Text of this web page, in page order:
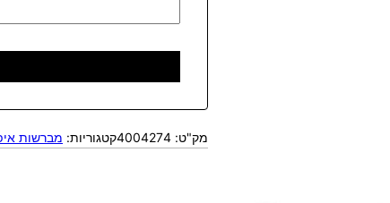
מק"ט: 4004274קטגוריות: מברשות